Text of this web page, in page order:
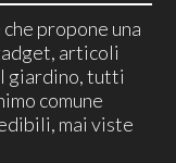
propone una
articoli
giardino, tutti
comune
mai viste